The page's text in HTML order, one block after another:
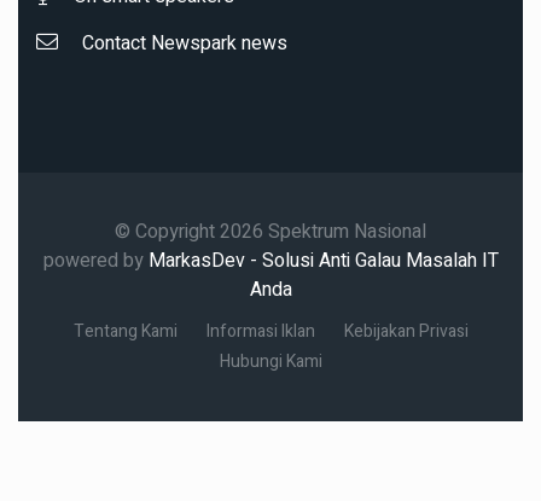
Contact Newspark news
© Copyright 2026 Spektrum Nasional
powered by MarkasDev - Solusi Anti Galau Masalah IT
Anda
Tentang Kami Informasi Iklan
Kebijakan Privasi
Hubungi Kami